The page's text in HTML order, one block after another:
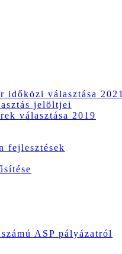
időközi választása 2021
jelöltjei
választása 2019
fejlesztések
ASP pályázatról